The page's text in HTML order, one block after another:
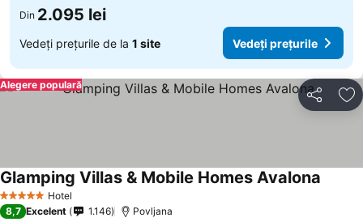
Din 2.095 lei
Vedeți prețurile de la 1 site Vedeți prețurile
Distribuiți
Alegere populară
5 Stele Hotel
Glamping Villas & Mobile Homes Avalona
8,7 Excelent 1.146 Povljana